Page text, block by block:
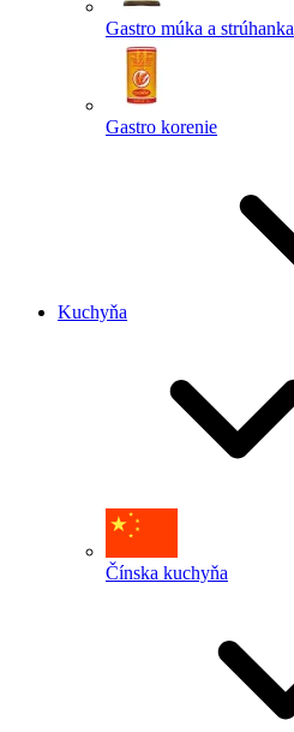
Gastro múka a strúhanka
Gastro korenie
Kuchyňa
Čínska kuchyňa